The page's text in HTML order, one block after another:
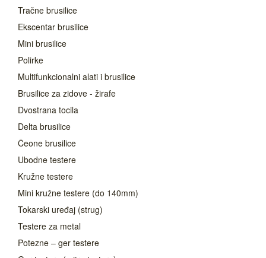
Tračne brusilice
Ekscentar brusilice
Mini brusilice
Polirke
Multifunkcionalni alati i brusilice
Brusilice za zidove - žirafe
Dvostrana tocila
Delta brusilice
Čeone brusilice
Ubodne testere
Kružne testere
Mini kružne testere (do 140mm)
Tokarski uređaj (strug)
Testere za metal
Potezne – ger testere